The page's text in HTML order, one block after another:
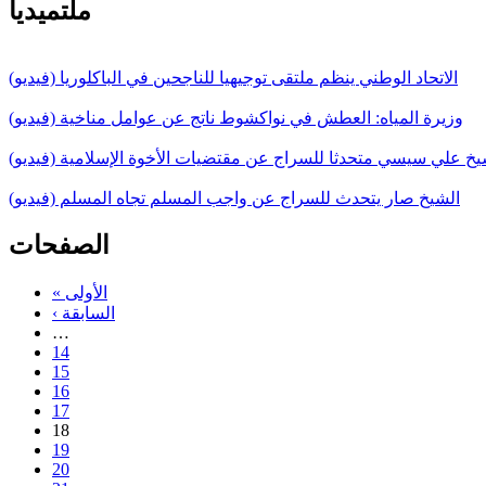
ملتميديا
الاتحاد الوطني ينظم ملتقى توجيهيا للناجحين في الباكلوريا (فيديو)
وزيرة المياه: العطش في نواكشوط ناتج عن عوامل مناخية (فيديو)
علي سيسي متحدثا للسراج عن مقتضيات الأخوة الإسلامية (فيديو)
الشيخ صار يتحدث للسراج عن واجب المسلم تجاه المسلم (فيديو)
الصفحات
« الأولى
‹ السابقة
…
14
15
16
17
18
19
20